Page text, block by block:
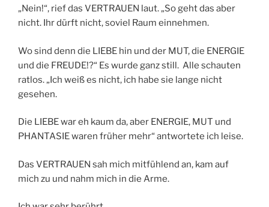
„Nein!“, rief das VERTRAUEN laut. „So geht das aber
nicht. Ihr dürft nicht, soviel Raum einnehmen.
Wo sind denn die LIEBE hin und der MUT, die ENERGIE
und die FREUDE!?“ Es wurde ganz still. Alle schauten
ratlos. „Ich weiß es nicht, ich habe sie lange nicht
gesehen.
Die LIEBE war eh kaum da, aber ENERGIE, MUT und
PHANTASIE waren früher mehr“ antwortete ich leise.
Das VERTRAUEN sah mich mitfühlend an, kam auf
mich zu und nahm mich in die Arme.